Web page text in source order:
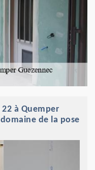
à Quemper
de la pose